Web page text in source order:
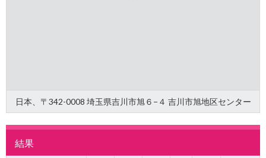
日本、〒342-0008 埼玉県吉川市旭６−４ 吉川市旭地区センター
結果